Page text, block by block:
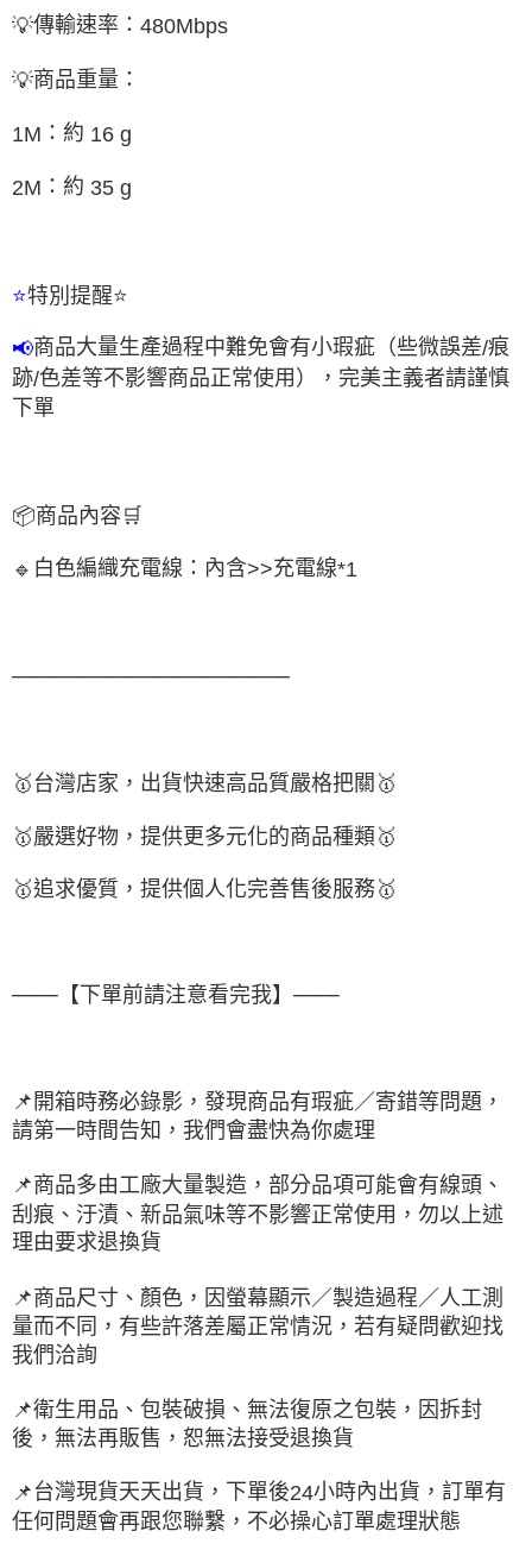
💡傳輸速率： 480Mbps
💡商品重量：
1M ：約 16 g
2M ：約 35 g
⭐特別提醒⭐
📢商品大量生產過程中難免會有小瑕疵（些微誤差/痕
跡/色差等不影響商品正常使用），完美主義者請謹慎
下單
📦商品內容 🛒
🔹 白色編織充電線：內含>>充電線*1
──────────────────
🥇 台灣店家，出貨快速高品質嚴格把關 🥇
🥇嚴選好物，提供更多元化的商品種類 🥇
🥇追求優質，提供個人化完善售後服務🥇
───【下單前請注意看完我】───
📌 開箱時務必錄影，發現商品有瑕疵／寄錯等問題，
請第一時間告知，我們會盡快為你處理
📌商品多由工廠大量製造，部分品項可能會有線頭、
刮痕、汙漬、新品氣味等不影響正常使用，勿以上述
理由要求退換貨
📌商品尺寸、顏色，因螢幕顯示／製造過程／人工測
量而不同，有些許落差屬正常情況，若有疑問歡迎找
我們洽詢
📌衛生用品、包裝破損、無法復原之包裝，因拆封
後，無法再販售，恕無法接受退換貨
📌 台灣現貨天天出貨，下單後24小時內出貨，訂單有
任何問題會再跟您聯繫，不必操心訂單處理狀態